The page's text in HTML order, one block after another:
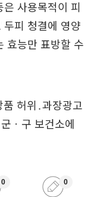
사용목적이 피
피 청결에 영양
효능만 표방할 수
허위․과장광고
ㆍ구 보건소에
0 0